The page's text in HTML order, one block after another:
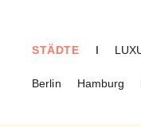
STÄDTE
Berlin Hamburg
I